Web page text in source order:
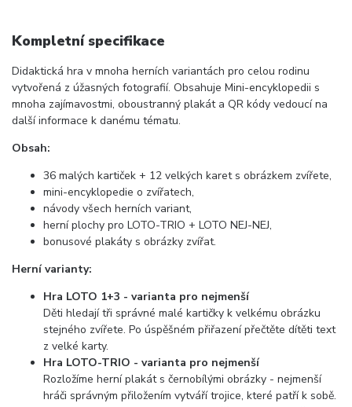
Kompletní specifikace
Didaktická hra v mnoha herních variantách pro celou rodinu
vytvořená z úžasných fotografií. Obsahuje Mini-encyklopedii s
mnoha zajímavostmi, oboustranný plakát a QR kódy vedoucí na
další informace k danému tématu.
Obsah:
36 malých kartiček + 12 velkých karet s obrázkem zvířete,
mini-encyklopedie o zvířatech,
návody všech herních variant,
herní plochy pro LOTO-TRIO + LOTO NEJ-NEJ,
bonusové plakáty s obrázky zvířat.
Herní varianty:
Hra LOTO 1+3 - varianta pro nejmenší
Děti hledají tři správné malé kartičky k velkému obrázku
stejného zvířete. Po úspěšném přiřazení přečtěte dítěti text
z velké karty.
Hra LOTO-TRIO - varianta pro nejmenší
Rozložíme herní plakát s černobílými obrázky - nejmenší
hráči správným přiložením vytváří trojice, které patří k sobě.